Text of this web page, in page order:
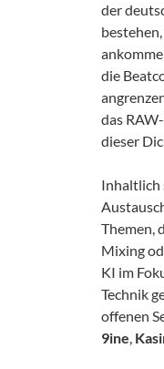
der
die
das
dieser
Inhaltlich
Themen,
Mixing
KI im
Technik
offenen
9ine,